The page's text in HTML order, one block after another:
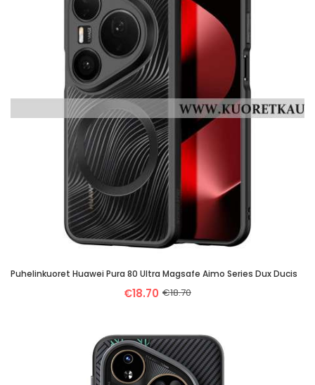
Puhelinkuoret Huawei Pura 80 Ultra Magsafe Aimo Series Dux Ducis
€18.70 €18.70